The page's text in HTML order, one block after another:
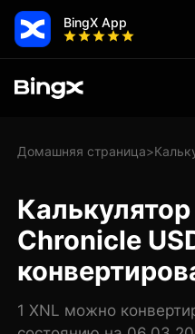
BingX App
Домашняя страница>
Chronicle
1 XNL можно